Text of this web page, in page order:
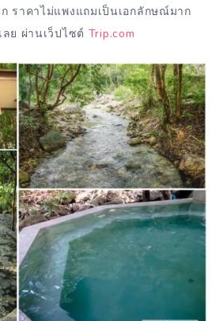
ราคาไม่แพงแถมเป็นเอกลักษณ์มาก
ลย ผ่านเว็ปไซต์ Trip.com